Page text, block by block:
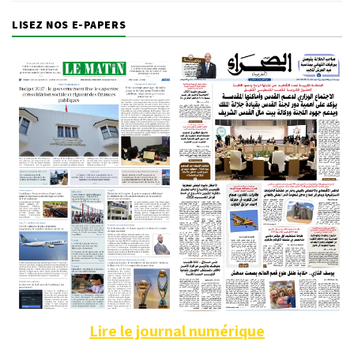
LISEZ NOS E-PAPERS
Lire le journal numérique